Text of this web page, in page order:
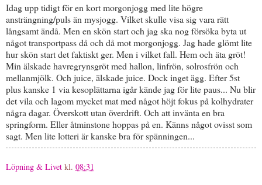
Idag upp tidigt för en kort morgonjogg med lite högre
ansträngning/puls än mysjogg. Vilket skulle visa sig vara rätt
långsamt ändå. Men en skön start och jag ska nog försöka byta ut
något transportpass då och då mot morgonjogg. Jag hade glömt lite
hur skön start det faktiskt ger. Men i vilket fall. Hem och äta gröt!
Min älskade havregrynsgröt med hallon, linfrön, solrosfrön och
mellanmjölk. Och juice, älskade juice. Dock inget ägg. Efter 5st
plus kanske 1 via kesoplättarna igår kände jag för lite paus... Nu blir
det vila och lagom mycket mat med något höjt fokus på kolhydrater
några dagar. Överskott utan överdrift. Och att invänta en bra
springform. Eller åtminstone hoppas på en. Känns något ovisst som
sagt. Men lite lotteri är kanske bra för spänningen...
Löpning & Livet kl. 08:31